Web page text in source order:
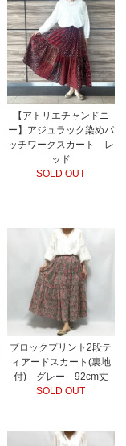
【アトリエチャンドニ
ー】アジュラック染めパ
ッチワークスカート レ
ッド
SOLD OUT
ブロックプリント2段テ
ィアードスカート(裏地
付) グレー 92cm丈
SOLD OUT